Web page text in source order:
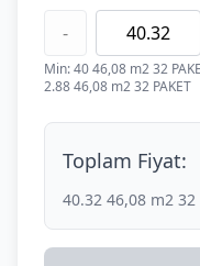
-
Min:4046,08 m2 32
2.88 46,08 m2 32 PAKET
Toplam Fiyat:
40.32 46,08 m2 32